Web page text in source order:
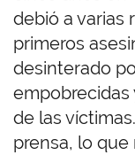
debió a varias
primeros
desinterado
empobrecidas
de las
prensa, lo